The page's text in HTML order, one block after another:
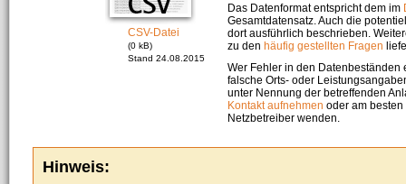
CSV-Datei
(0 kB)
Stand 24.08.2015
Das Datenformat entspricht dem im
Gesamtdatensatz. Auch die
dort ausführlich beschrieben.
zu den häufig gestellten Fragen
Wer Fehler in den Datenbeständen
falsche Orts- oder
unter Nennung der betreffenden
Kontakt aufnehmen oder am
Netzbetreiber wenden.
Hinweis: